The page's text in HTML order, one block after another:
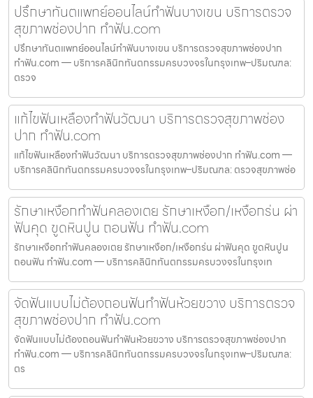
ปรึกษาทันตแพทย์ออนไลน์ทำฟันบางเขน บริการตรวจ
สุขภาพช่องปาก ทำฟัน.com
ปรึกษาทันตแพทย์ออนไลน์ทำฟันบางเขน บริการตรวจสุขภาพช่องปาก
ทำฟัน.com — บริการคลินิกทันตกรรมครบวงจรในกรุงเทพ–ปริมณฑล:
ตรวจ
แก้ไขฟันเหลืองทำฟันวัฒนา บริการตรวจสุขภาพช่อง
ปาก ทำฟัน.com
แก้ไขฟันเหลืองทำฟันวัฒนา บริการตรวจสุขภาพช่องปาก ทำฟัน.com —
บริการคลินิกทันตกรรมครบวงจรในกรุงเทพ–ปริมณฑล: ตรวจสุขภาพช่อ
รักษาเหงือกทำฟันคลองเตย รักษาเหงือก/เหงือกร่น ผ่า
ฟันคุด ขูดหินปูน ถอนฟัน ทำฟัน.com
รักษาเหงือกทำฟันคลองเตย รักษาเหงือก/เหงือกร่น ผ่าฟันคุด ขูดหินปูน
ถอนฟัน ทำฟัน.com — บริการคลินิกทันตกรรมครบวงจรในกรุงเท
จัดฟันแบบไม่ต้องถอนฟันทำฟันห้วยขวาง บริการตรวจ
สุขภาพช่องปาก ทำฟัน.com
จัดฟันแบบไม่ต้องถอนฟันทำฟันห้วยขวาง บริการตรวจสุขภาพช่องปาก
ทำฟัน.com — บริการคลินิกทันตกรรมครบวงจรในกรุงเทพ–ปริมณฑล:
ตร